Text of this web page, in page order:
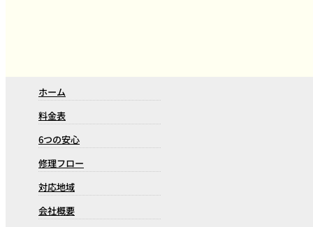
ホーム
料金表
6つの安心
修理フロー
対応地域
会社概要